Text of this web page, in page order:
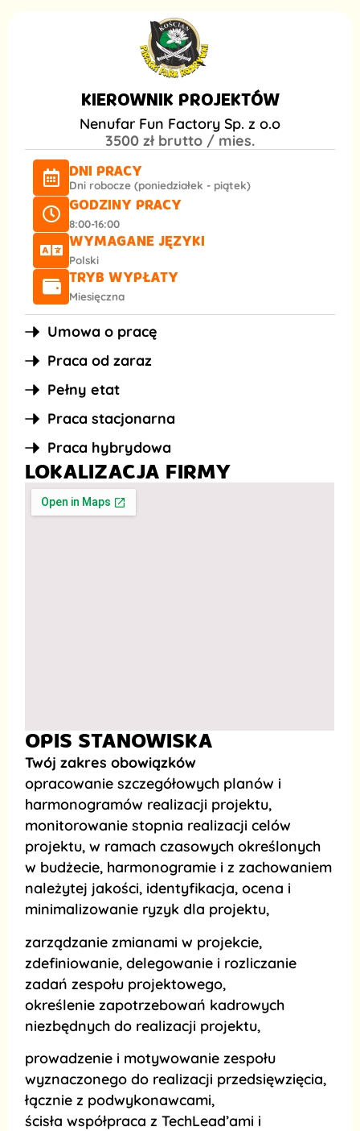
KIEROWNIK PROJEKTÓW
Nenufar Fun Factory Sp. z o.o
3500 zł brutto / mies.
DNI PRACY
Dni robocze (poniedziałek - piątek)
GODZINY PRACY
8:00-16:00
WYMAGANE JĘZYKI
Polski
TRYB WYPŁATY
Miesięczna
Umowa o pracę
Praca od zaraz
Pełny etat
Praca stacjonarna
Praca hybrydowa
LOKALIZACJA FIRMY
OPIS STANOWISKA
Twój zakres obowiązków
opracowanie szczegółowych planów i
harmonogramów realizacji projektu,
monitorowanie stopnia realizacji celów
projektu, w ramach czasowych określonych
w budżecie, harmonogramie i z zachowaniem
należytej jakości, identyfikacja, ocena i
minimalizowanie ryzyk dla projektu,
zarządzanie zmianami w projekcie,
zdefiniowanie, delegowanie i rozliczanie
zadań zespołu projektowego,
określenie zapotrzebowań kadrowych
niezbędnych do realizacji projektu,
prowadzenie i motywowanie zespołu
wyznaczonego do realizacji przedsięwzięcia,
łącznie z podwykonawcami,
ścisła współpraca z TechLead’ami i